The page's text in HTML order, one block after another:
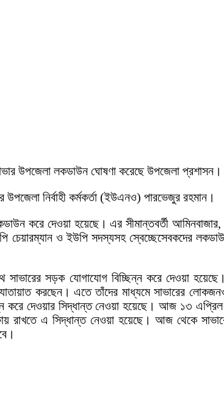
উপজেলা লকডাউন ঘোষণা করেছে উপজেলা প্রশাসন।
নির্বাহী কর্মকর্তা (ইউএনও) পারভেজুর রহমান।
করে দেওয়া হয়েছে। এর সীমান্তবর্তী
চেয়ারম্যান ও ইউপি সদস্যসহ স্বেচ্ছেসেবকদের
সড়ক যোগাযোগ বিচ্ছিন্ন করে দেওয়া
করছেন। এতে তাঁদের মাধ্যমে সাভারের
দেওয়ার সিদ্ধান্ত নেওয়া হয়েছে। আজ ১৩ এপ্রিল
রাখতে এ সিদ্ধান্ত নেওয়া হয়েছে। আজ থেকে